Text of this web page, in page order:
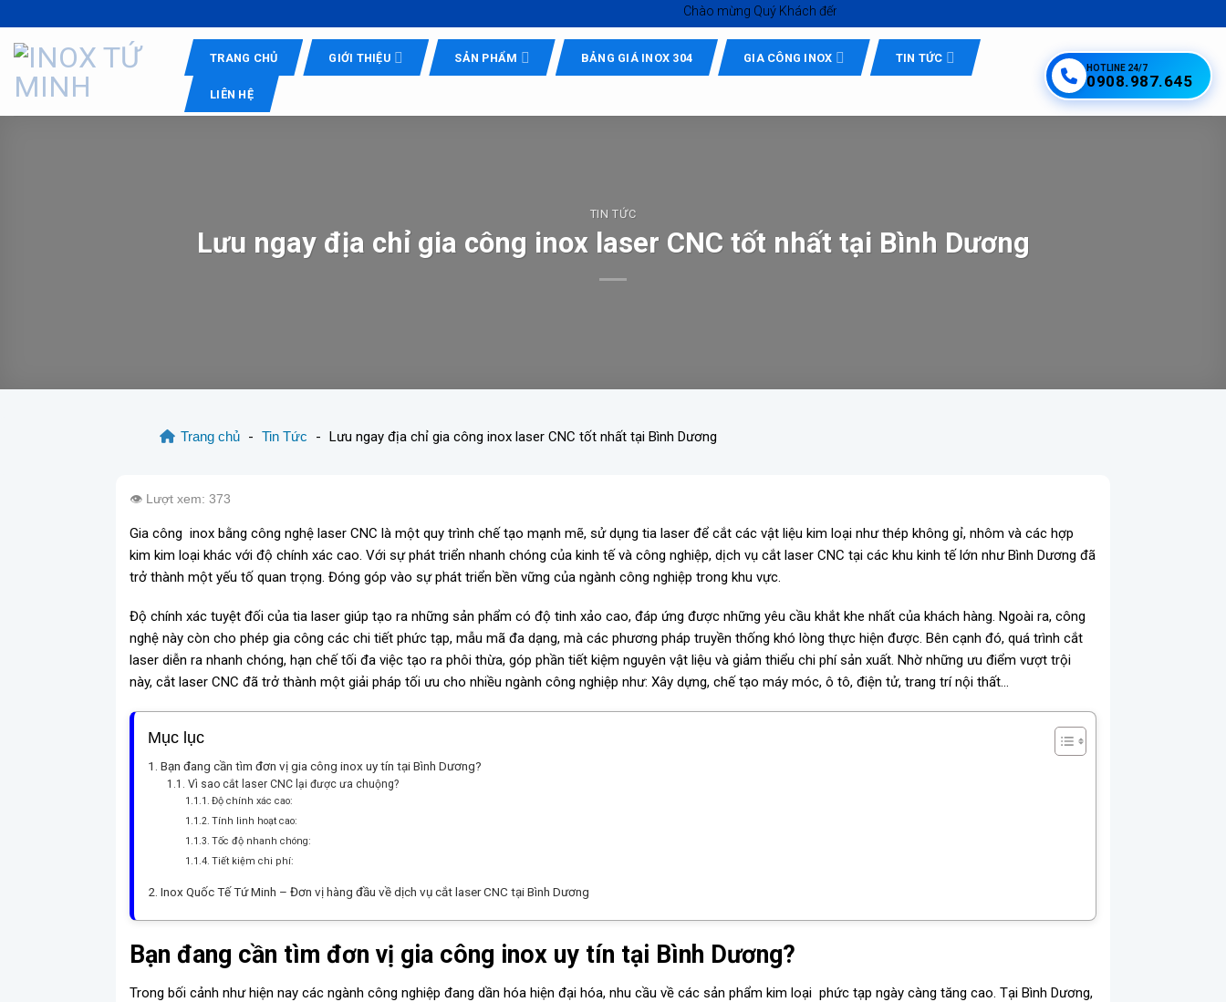
to
content
Chào mừng Quý Khách đến vớiInox Quốc Tế Tứ Minh - Inox Hồ Chí Minh giá tốt
TRANG CHỦ GIỚI THIỆU SẢN PHẨM BẢNG GIÁ INOX 304 GIA CÔNG INOX TIN TỨC
LIÊN HỆ
HOTLINE 24/7
0908.987.645
TIN TỨC
Lưu ngay địa chỉ gia công inox laser CNC tốt nhất tại Bình Dương
Trang chủ - Tin Tức - Lưu ngay địa chỉ gia công inox laser CNC tốt nhất tại Bình Dương
👁️ Lượt xem: 373
Gia công inox bằng công nghệ laser CNC là một quy trình chế tạo mạnh mẽ, sử dụng tia laser để cắt các vật liệu kim loại như thép không gỉ, nhôm và các hợp
kim kim loại khác với độ chính xác cao. Với sự phát triển nhanh chóng của kinh tế và công nghiệp, dịch vụ cắt laser CNC tại các khu kinh tế lớn như Bình Dương đã
trở thành một yếu tố quan trọng. Đóng góp vào sự phát triển bền vững của ngành công nghiệp trong khu vực.
Độ chính xác tuyệt đối của tia laser giúp tạo ra những sản phẩm có độ tinh xảo cao, đáp ứng được những yêu cầu khắt khe nhất của khách hàng. Ngoài ra, công
nghệ này còn cho phép gia công các chi tiết phức tạp, mẫu mã đa dạng, mà các phương pháp truyền thống khó lòng thực hiện được. Bên cạnh đó, quá trình cắt
laser diễn ra nhanh chóng, hạn chế tối đa việc tạo ra phôi thừa, góp phần tiết kiệm nguyên vật liệu và giảm thiểu chi phí sản xuất. Nhờ những ưu điểm vượt trội
này, cắt laser CNC đã trở thành một giải pháp tối ưu cho nhiều ngành công nghiệp như: Xây dựng, chế tạo máy móc, ô tô, điện tử, trang trí nội thất…
Mục lục
Bạn đang cần tìm đơn vị gia công inox uy tín tại Bình Dương?
Vì sao cắt laser CNC lại được ưa chuộng?
Độ chính xác cao:
Tính linh hoạt cao:
Tốc độ nhanh chóng:
Tiết kiệm chi phí:
Inox Quốc Tế Tứ Minh – Đơn vị hàng đầu về dịch vụ cắt laser CNC tại Bình Dương
Bạn đang cần tìm đơn vị gia công inox uy tín tại Bình Dương?
Trong bối cảnh như hiện nay các ngành công nghiệp đang dần hóa hiện đại hóa, nhu cầu về các sản phẩm kim loại phức tạp ngày càng tăng cao. Tại Bình Dương,